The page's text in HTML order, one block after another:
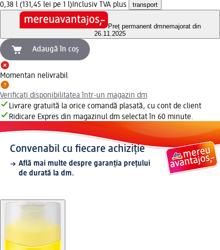
0,38 l (131,45 lei pe 1 l) Inclusiv TVA plus transport
Preț permanent dmnemajorat din
26.11.2025
Adaugă în coș
Momentan nelivrabil
Verificați disponibilitatea într-un magazin dm
Livrare gratuită la orice comandă plasată, cu cont de client
Ridicare Expres din magazinul dm selectat în 60 minute.
Convenabil cu fiecare achiziție
Află mai multe despre garanția prețului
de durată la dm.